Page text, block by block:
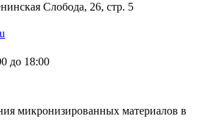
Слобода, 26, стр. 5
до 18:00
микронизированных материалов в